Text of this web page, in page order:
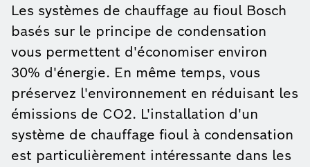
Les systèmes de chauffage au fioul Bosch
basés sur le principe de condensation
vous permettent d'économiser environ
30% d'énergie. En même temps, vous
préservez l'environnement en réduisant les
émissions de CO2. L'installation d'un
système de chauffage fioul à condensation
est particulièrement intéressante dans les